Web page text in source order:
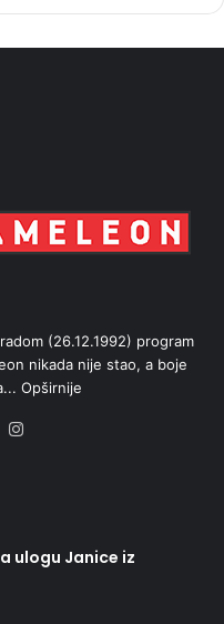
h
(26.12.1992) program
nikada nije stao, a boje
Opširnije
YouTube
ulogu Janice iz